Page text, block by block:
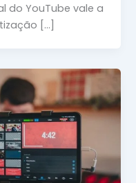
do YouTube vale a
[…]